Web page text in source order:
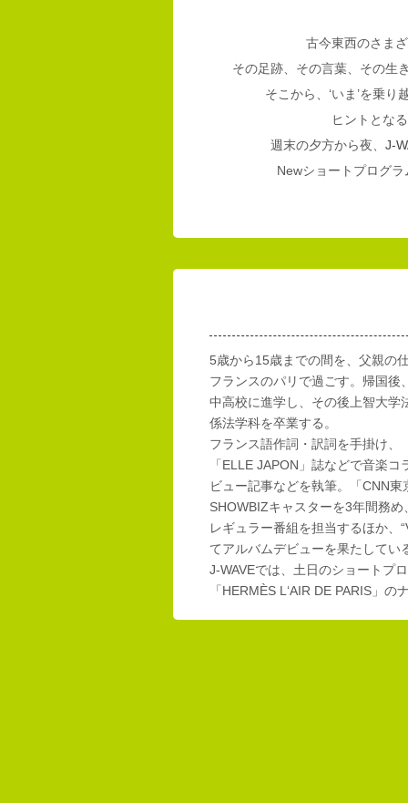
古今東西のさま
その足跡、その言葉、その生
そこから、‘いま’を乗
ヒントとな
週末の夕方から夜、 J-
Newショートプログ
5歳から15歳までの間を、父親の
フランスのパリで過ごす。帰国後
中高校に進学し、その後上智大学
係法学科を卒業する。
フランス語作詞・訳詞を手掛け、
「ELLE JAPON」誌などで音楽コ
ビュー記事などを執筆。「CNN東
SHOWBIZキャスターを3年間務め
レギュラー番組を担当するほか、
てアルバムデビューを果たしてい
J-WAVEでは、土日のショートプ
「HERMÈS L‘AIR DE PARIS」